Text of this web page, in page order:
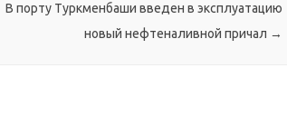
В порту Туркменбаши введен в эксплуатацию
новый нефтеналивной причал →